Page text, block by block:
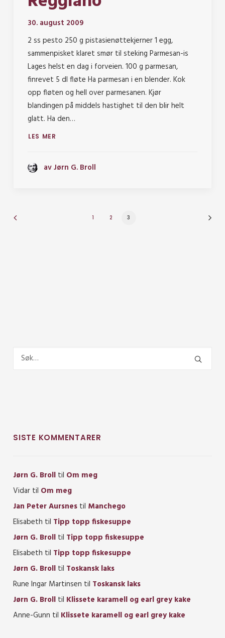
30. august 2009
2 ss pesto 250 g pistasienøttekjerner 1 egg,
sammenpisket klaret smør til steking Parmesan-is
Lages helst en dag i forveien. 100 g parmesan,
finrevet 5 dl fløte Ha parmesan i en blender. Kok
opp fløten og hell over parmesanen. Kjør
blandingen på middels hastighet til den blir helt
glatt. Ha den…
LES MER
av Jørn G. Broll
1 2 3
SISTE KOMMENTARER
Jørn G. Broll til Om meg
Vidar til Om meg
Jan Peter Aursnes til Manchego
Elisabeth til Tipp topp fiskesuppe
Jørn G. Broll til Tipp topp fiskesuppe
Elisabeth til Tipp topp fiskesuppe
Jørn G. Broll til Toskansk laks
Rune Ingar Martinsen til Toskansk laks
Jørn G. Broll til Klissete karamell og earl grey kake
Anne-Gunn til Klissete karamell og earl grey kake